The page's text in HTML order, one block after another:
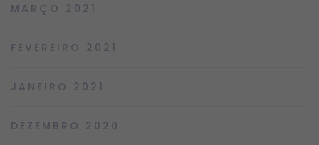
MARÇO 2021
FEVEREIRO 2021
JANEIRO 2021
DEZEMBRO 2020